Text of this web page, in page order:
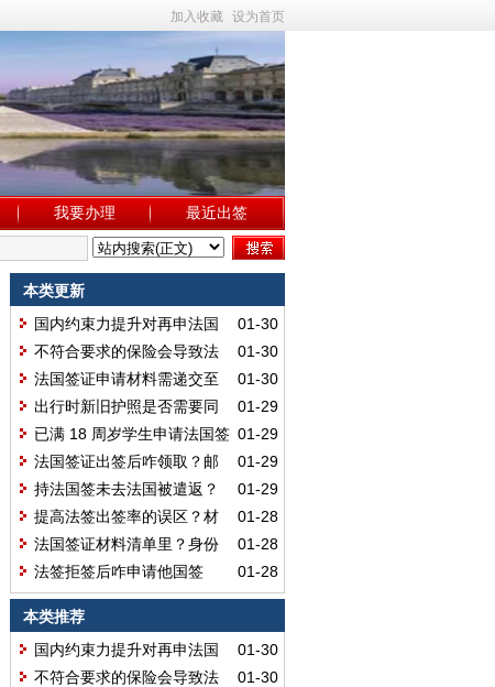
加入收藏 设为首页
我要办理 最近出签
本类更新
01-30
国内约束力提升对再申法国
签证有用吗？
01-30
不符合要求的保险会导致法
国签证拒签吗？
01-30
法国签证申请材料需递交至
使馆而非签证中心吗？
01-29
出行时新旧护照是否需要同
时携带使用呢？
01-29
已满 18 周岁学生申请法国签
证按成人标准吗？
01-29
法国签证出签后咋领取？邮
寄、代领和自取都可行吗？
01-29
持法国签未去法国被遣返？
影响后续签证申请吗？
01-28
提高法签出签率的误区？材
料造假会有啥严重后果呢？
01-28
法国签证材料清单里？身份
证户口本用交原件吗？
01-28
法签拒签后咋申请他国签
证？怎样打消签证官顾虑呢？
本类推荐
01-30
国内约束力提升对再申法国
签证有用吗？
01-30
不符合要求的保险会导致法